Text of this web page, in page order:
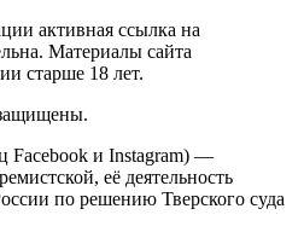
активная ссылка на
Материалы сайта
старше 18 лет.
Facebook и Instagram) —
её деятельность
по решению Тверского суда